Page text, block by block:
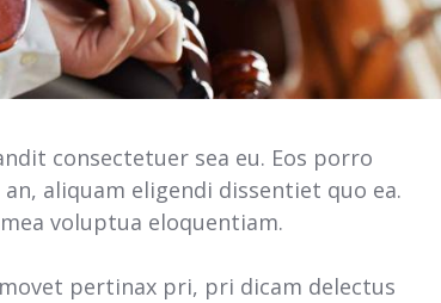
consectetuer sea eu. Eos porro
aliquam eligendi dissentiet quo ea.
voluptua eloquentiam.
pertinax pri, pri dicam delectus